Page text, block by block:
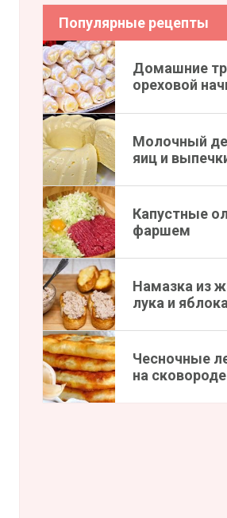
Популярные рецепты
Домашние
ореховой
Молочный
яиц и
Капустные
фаршем
Намазка из
лука и яблока
Чесночные
на сковороде